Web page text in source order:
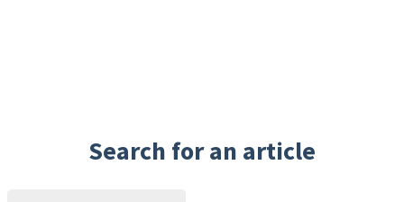
Search for an article